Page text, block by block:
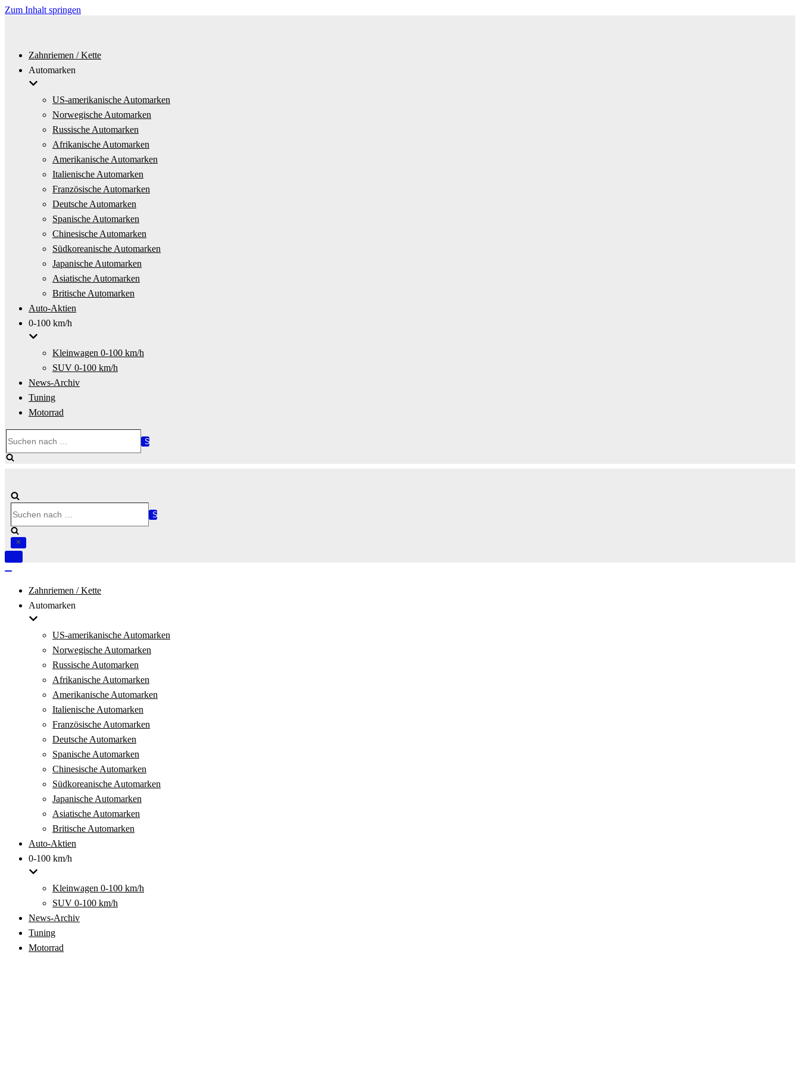
Zum Inhalt springen
Zahnriemen / Kette
Automarken
US-amerikanische Automarken
Norwegische Automarken
Russische Automarken
Afrikanische Automarken
Amerikanische Automarken
Italienische Automarken
Französische Automarken
Deutsche Automarken
Spanische Automarken
Chinesische Automarken
Südkoreanische Automarken
Japanische Automarken
Asiatische Automarken
Britische Automarken
Auto-Aktien
0-100 km/h
Kleinwagen 0-100 km/h
SUV 0-100 km/h
News-Archiv
Tuning
Motorrad
nach …
nach …
Navigation
Zahnriemen / Kette
Automarken
US-amerikanische Automarken
Norwegische Automarken
Russische Automarken
Afrikanische Automarken
Amerikanische Automarken
Italienische Automarken
Französische Automarken
Deutsche Automarken
Spanische Automarken
Chinesische Automarken
Südkoreanische Automarken
Japanische Automarken
Asiatische Automarken
Britische Automarken
Auto-Aktien
0-100 km/h
Kleinwagen 0-100 km/h
SUV 0-100 km/h
News-Archiv
Tuning
Motorrad